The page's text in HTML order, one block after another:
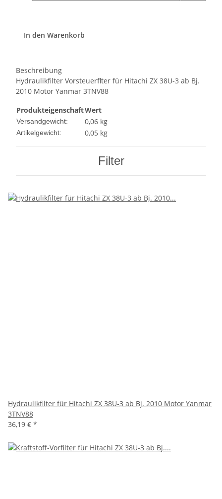
In den Warenkorb
Beschreibung
Hydraulikfilter Vorsteuerflter für Hitachi ZX 38U-3 ab Bj.
2010 Motor Yanmar 3TNV88
ProdukteigenschaftWert
Versandgewicht: 0,06 kg
Artikelgewicht: 0,05 kg
Filter
Hydraulikfilter für Hitachi ZX 38U-3 ab Bj. 2010 Motor Yanmar
3TNV88
36,19 € *